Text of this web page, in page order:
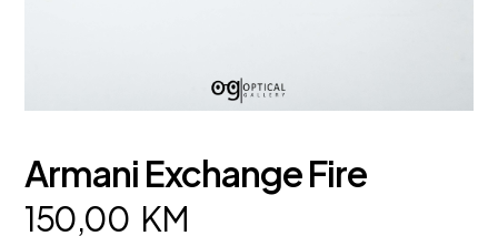
Armani Exchange Fire
150,00 KM